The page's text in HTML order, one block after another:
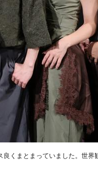
くまとまっていました。世界